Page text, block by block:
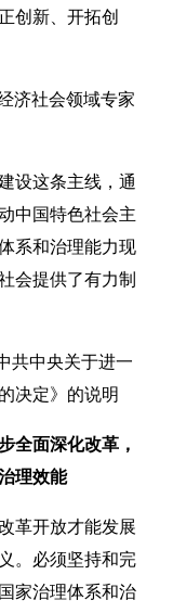
创新、开拓创
济社会领域专家
设这条主线，通
中国特色社会主
系和治理能力现
会提供了有力制
共中央关于进一
决定》的说明
全面深化改革，
理效能
革开放才能发展
。必须坚持和完
家治理体系和治